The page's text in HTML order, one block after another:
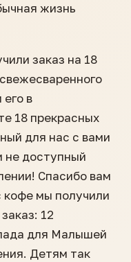
жизнь
заказ на 18
в
18 прекрасных
для нас с вами
не доступный
Спасибо вам
кофе мы получили
12
для Малышей
Детям так